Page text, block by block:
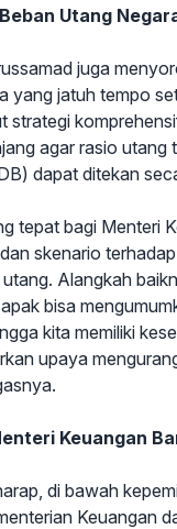
Utang
juga
yang jatuh tempo
strategi
agar rasio utang
dapat ditekan
tepat bagi Menteri
skenario
Alangkah
bisa
kita memiliki
upaya
Keuangan
di bawah
Keuangan